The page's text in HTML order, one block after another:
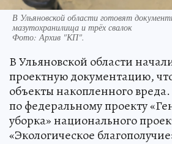
В Ульяновской области готовят
мазутохранилища и трёх свалок
Фото:Архив "КП".
В Ульяновской области
проектную документацию,
объекты накопленного
по федеральному проекту
уборка» национального
«Экологическое